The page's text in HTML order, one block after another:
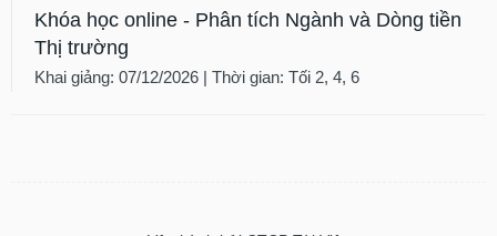
Khóa học online - Phân tích Ngành và Dòng tiền
Thị trường
Khai giảng: 07/12/2026 | Thời gian: Tối 2, 4, 6